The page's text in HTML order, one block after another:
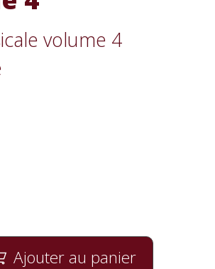
volume 4
Ajouter au panier